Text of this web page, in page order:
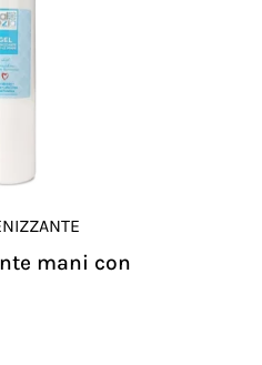
mani con